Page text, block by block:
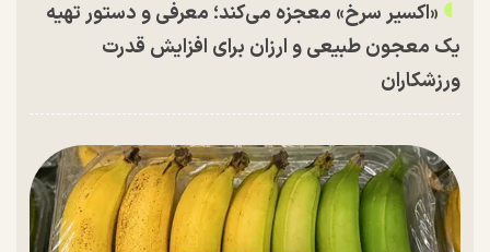
«اکسیر سرخ» معجزه می‌کند؛ معرفی و دستور تهیه
یک معجون طبیعی و ارزان برای افزایش قدرت
ورزشکاران